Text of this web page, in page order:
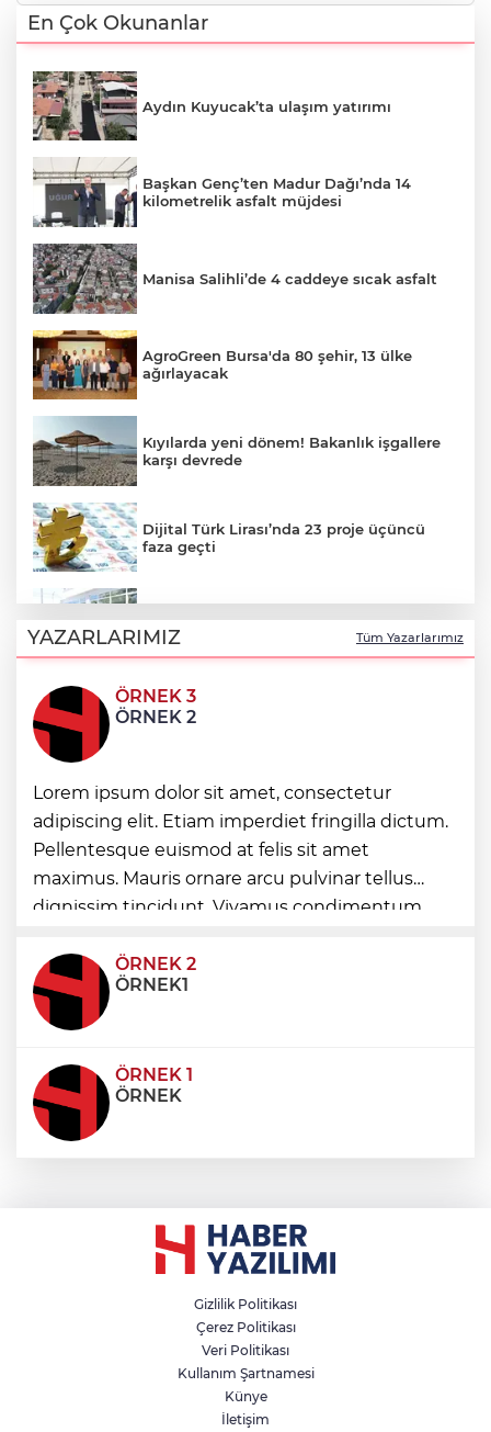
En Çok Okunanlar
Aydın Kuyucak’ta ulaşım yatırımı
Başkan Genç’ten Madur Dağı’nda 14
kilometrelik asfalt müjdesi
Manisa Salihli’de 4 caddeye sıcak asfalt
AgroGreen Bursa'da 80 şehir, 13 ülke
ağırlayacak
Kıyılarda yeni dönem! Bakanlık işgallere
karşı devrede
Dijital Türk Lirası’nda 23 proje üçüncü
faza geçti
mahallelerde yerinde inceleme
Taze incirde rekolte yüksek, hedef 100
milyon dolar
Bakan Çiftçi: Suç zincirinin ilk halkasını
kıracağız
Sosyal medyada ünlü hayranlığına dikkat
YAZARLARIMIZ Tüm Yazarlarımız
ÖRNEK 3
ÖRNEK 2
Lorem ipsum dolor sit amet, consectetur
adipiscing elit. Etiam imperdiet fringilla dictum.
Pellentesque euismod at felis sit amet
maximus. Mauris ornare arcu pulvinar tellus
dignissim tincidunt. Vivamus condimentum
condimentum eros et, faucibus sapien. Praese
ÖRNEK 2
ÖRNEK1
ÖRNEK 1
ÖRNEK
Gizlilik Politikası
Çerez Politikası
Veri Politikası
Kullanım Şartnamesi
Künye
İletişim